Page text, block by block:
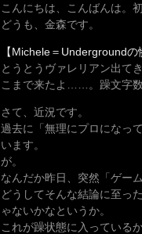
こんにちは、こんばんは。
どうも、金森です。
【Michele＝Undergroundの
とうとうヴァレリアン出て
こまで来たよ……。躁文字
さて、近況です。
過去に「無理にプロになっ
います。
が。
なんだか昨日、突然「ゲー
どうしてそんな結論に至っ
ゃないかなというか。
これが躁状態に入っている